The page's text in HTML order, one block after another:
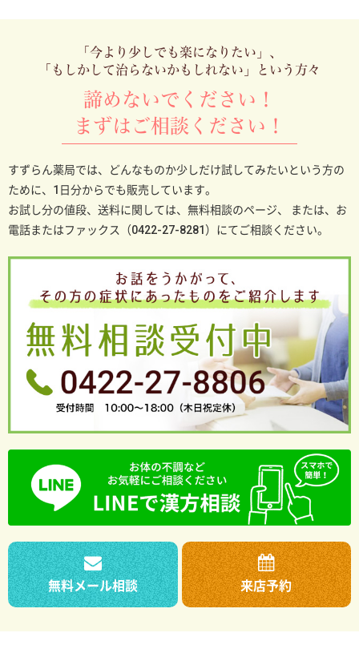
「今より少しでも楽になりたい」、
「もしかして治らないかもしれない」という方々
諦めないでください！
まずはご相談ください！
すずらん薬局では、どんなものか少しだけ試してみたいという方の
ために、1日分からでも販売しています。
お試し分の値段、送料に関しては、無料相談のページ、
または、お
電話またはファックス（0422-27-8281）にてご相談ください。
無料メール相談 来店予約